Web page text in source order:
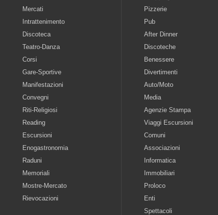
Mercati
Intrattenimento
Discoteca
Teatro-Danza
Corsi
Gare-Sportive
Manifestazioni
Convegni
Riti-Religiosi
Reading
Escursioni
Enogastronomia
Raduni
Memoriali
Mostre-Mercato
Rievocazioni
Pizzerie
Pub
After Dinner
Discoteche
Benessere
Divertimenti
Auto/Moto
Media
Agenzie Stampa
Viaggi Escursioni
Comuni
Associazioni
Informatica
Immobiliari
Proloco
Enti
Spettacoli